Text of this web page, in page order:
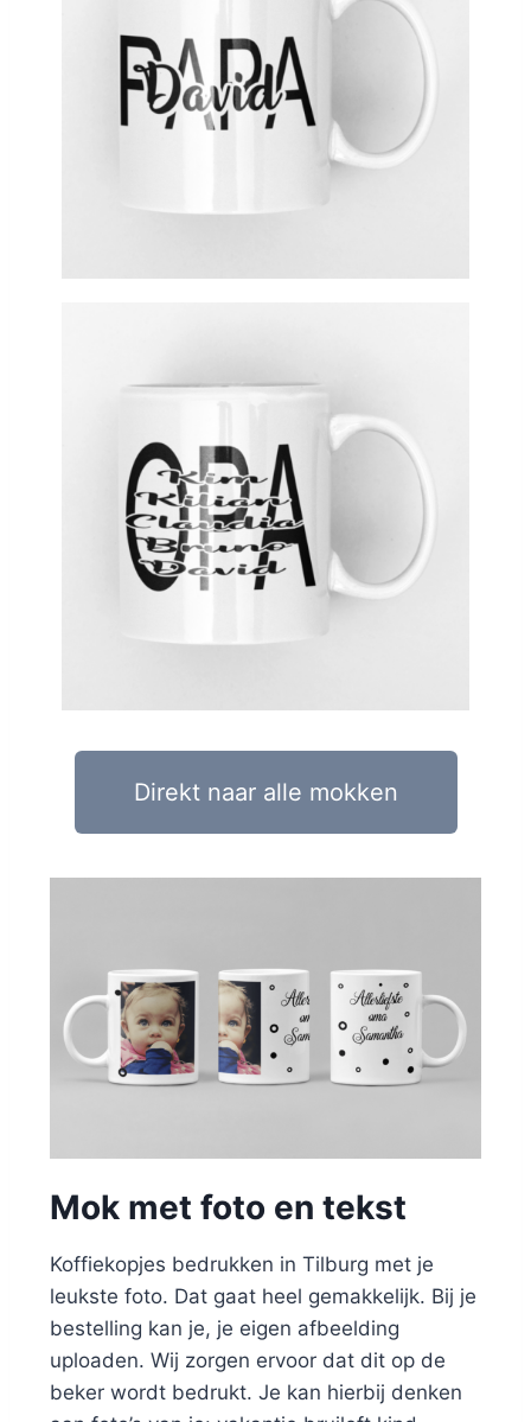
Direkt naar alle mokken
Mok met foto en tekst
Koffiekopjes bedrukken in Tilburg met je
leukste foto. Dat gaat heel gemakkelijk. Bij je
bestelling kan je, je eigen afbeelding
uploaden. Wij zorgen ervoor dat dit op de
beker wordt bedrukt. Je kan hierbij denken